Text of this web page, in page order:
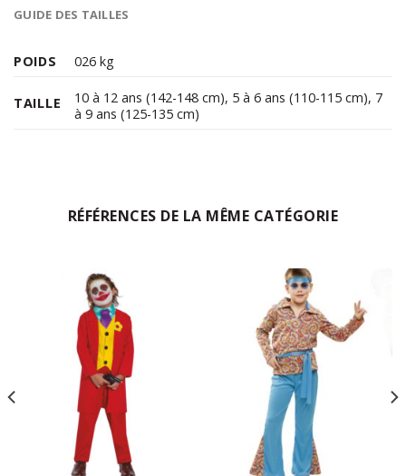
GUIDE DES TAILLES
POIDS 026 kg
TAILLE 10 à 12 ans (142-148 cm), 5 à 6 ans (110-115 cm), 7
à 9 ans (125-135 cm)
RÉFÉRENCES DE LA MÊME CATÉGORIE